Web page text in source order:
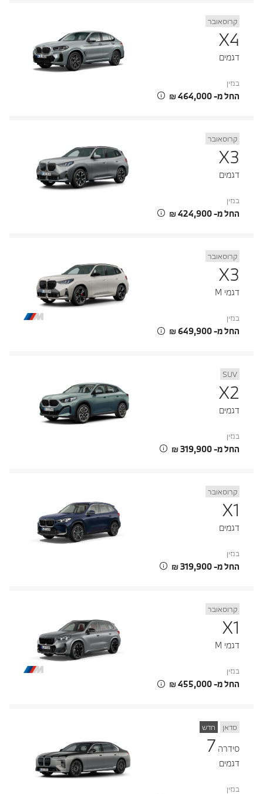
קרוסאובר
X4
דגמים
בנזין
החל מ- ‏464,000 ‏₪
קרוסאובר
X3
דגמים
בנזין
החל מ- ‏424,900 ‏₪
קרוסאובר
X3
דגמי M
בנזין
החל מ- ‏649,900 ‏₪
SUV
X2
דגמים
בנזין
החל מ- ‏319,900 ‏₪
קרוסאובר
X1
דגמים
בנזין
החל מ- ‏319,900 ‏₪
קרוסאובר
X1
דגמי M
בנזין
החל מ- ‏455,000 ‏₪
סדאן חדש
סידרה7
דגמים
בנזין